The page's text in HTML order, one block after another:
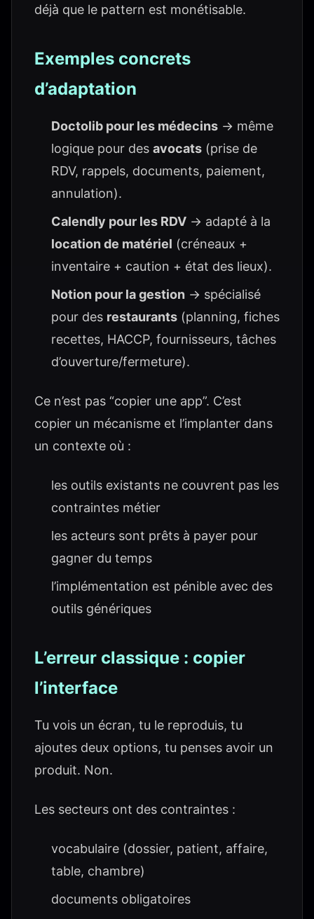
déjà que le pattern est monétisable.
Exemples concrets
d’adaptation
Doctolib pour les médecins → même
logique pour des avocats (prise de
RDV, rappels, documents, paiement,
annulation).
Calendly pour les RDV → adapté à la
location de matériel (créneaux +
inventaire + caution + état des lieux).
Notion pour la gestion → spécialisé
pour des restaurants (planning, fiches
recettes, HACCP, fournisseurs, tâches
d’ouverture/fermeture).
Ce n’est pas “copier une app”. C’est
copier un mécanisme et l’implanter dans
un contexte où :
les outils existants ne couvrent pas les
contraintes métier
les acteurs sont prêts à payer pour
gagner du temps
l’implémentation est pénible avec des
outils génériques
L’erreur classique : copier
l’interface
Tu vois un écran, tu le reproduis, tu
ajoutes deux options, tu penses avoir un
produit. Non.
Les secteurs ont des contraintes :
vocabulaire (dossier, patient, affaire,
table, chambre)
documents obligatoires